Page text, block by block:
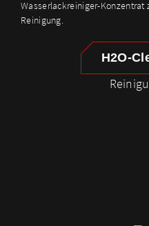
Wasserlackreiniger-
Reinigung.
H2O-